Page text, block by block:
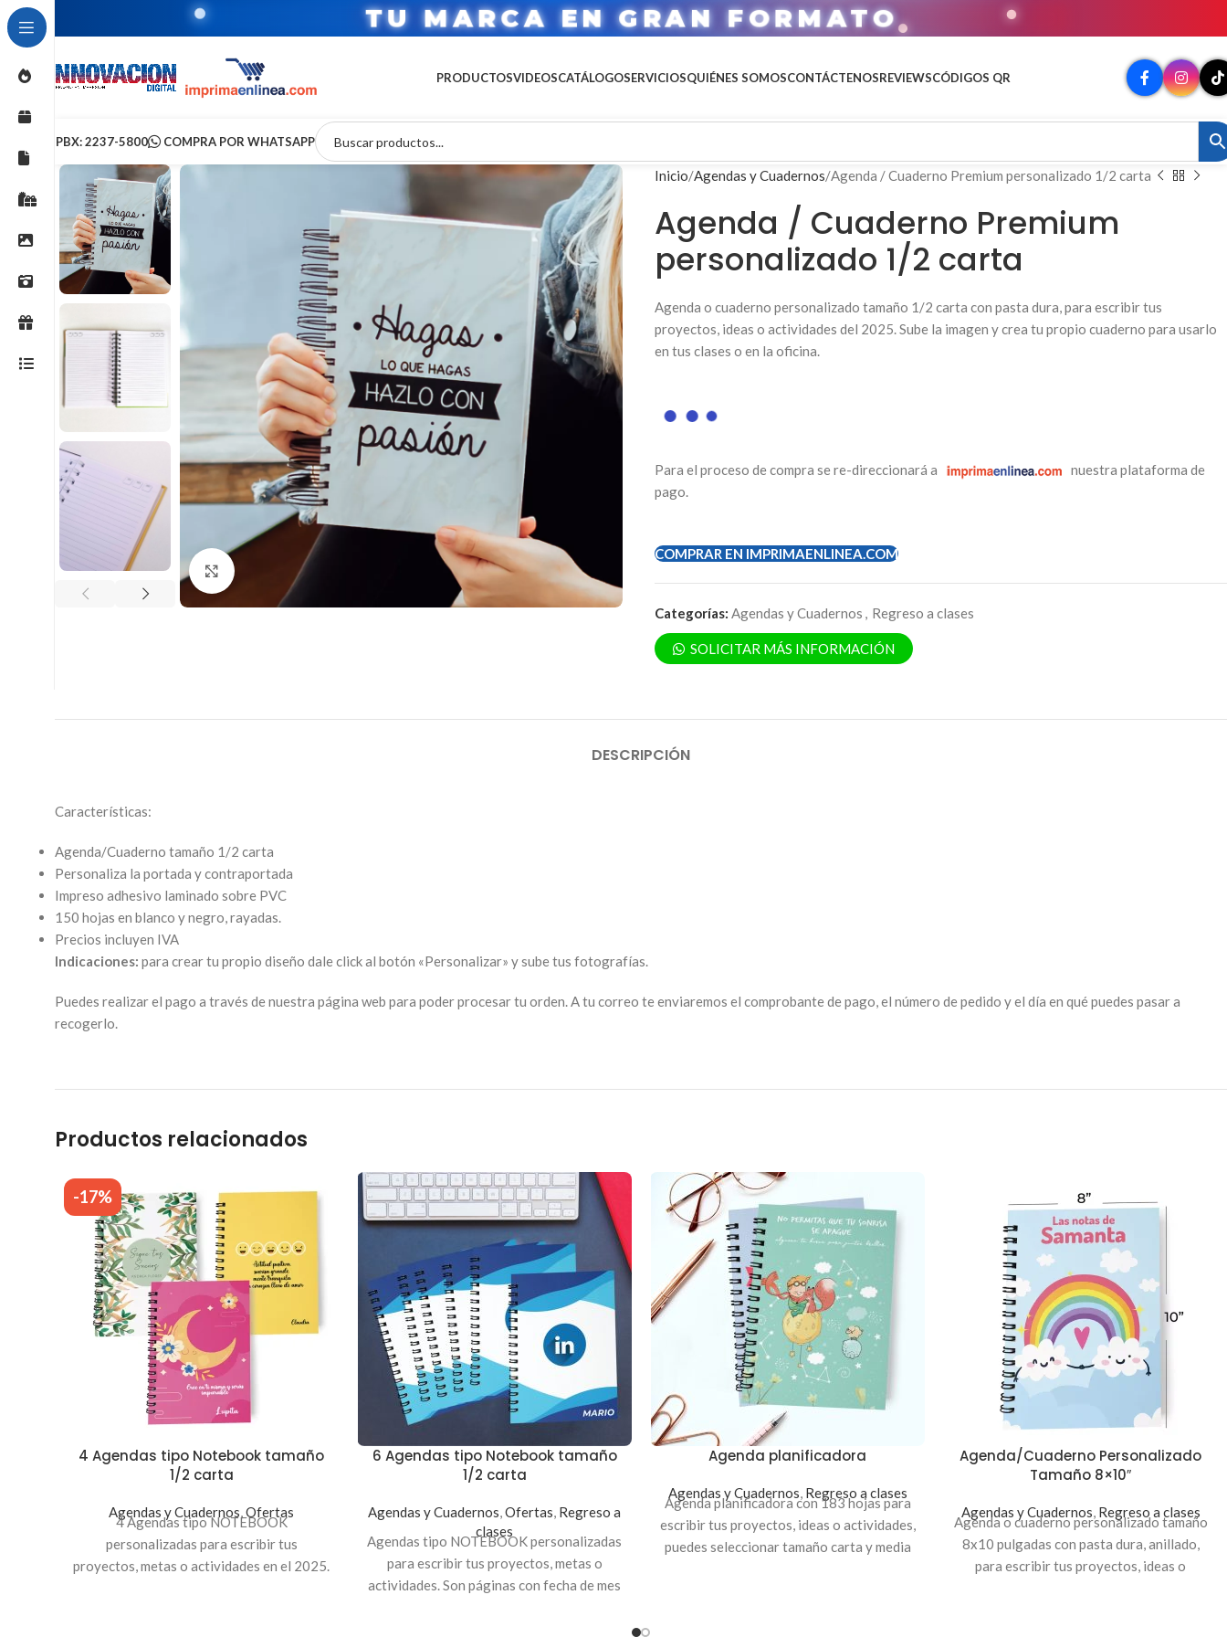
TU MARCA EN GRAN FORMATO
PRODUCTOSVIDEOSCATÁLOGOSERVICIOSQUIÉNES SOMOSCONTÁCTENOSREVIEWSCÓDIGOS QR
PBX: 2237-5800 COMPRA POR WHATSAPP
Clic para ampliar
Inicio Agendas y Cuadernos Agenda / Cuaderno Premium personalizado 1/2 carta
Agenda / Cuaderno Premium
personalizado 1/2 carta
Agenda o cuaderno personalizado tamaño 1/2 carta con pasta dura, para escribir tus
proyectos, ideas o actividades del 2025. Sube la imagen y crea tu propio cuaderno para usarlo
en tus clases o en la oficina.
Para el proceso de compra se re-direccionará a
nuestra plataforma de
pago.
COMPRAR EN IMPRIMAENLINEA.COM
Categorías: Agendas y Cuadernos , Regreso a clases
SOLICITAR MÁS INFORMACIÓN
DESCRIPCIÓN
Características:
Agenda/Cuaderno tamaño 1/2 carta
Personaliza la portada y contraportada
Impreso adhesivo laminado sobre PVC
150 hojas en blanco y negro, rayadas.
Precios incluyen IVA
Indicaciones: para crear tu propio diseño dale click al botón «Personalizar» y sube tus fotografías.
Puedes realizar el pago a través de nuestra página web para poder procesar tu orden. A tu correo te enviaremos el comprobante de pago, el número de pedido y el día en qué puedes pasar a
recogerlo.
Productos relacionados
-17%
4 Agendas tipo Notebook tamaño
1/2 carta
Agendas y Cuadernos,Ofertas
4 Agendas tipo NOTEBOOK
personalizadas para escribir tus
proyectos, metas o actividades en el 2025.
6 Agendas tipo Notebook tamaño
1/2 carta
Agendas y Cuadernos,Ofertas, Regreso a
clases
Agendas tipo NOTEBOOK personalizadas
para escribir tus proyectos, metas o
actividades. Son páginas con fecha de mes
Agenda planificadora
Agendas y Cuadernos, Regreso a clases
Agenda planificadora con 183 hojas para
escribir tus proyectos, ideas o actividades,
puedes seleccionar tamaño carta y media
Agenda/Cuaderno Personalizado
Tamaño 8×10″
Agendas y Cuadernos, Regreso a clases
Agenda o cuaderno personalizado tamaño
8x10 pulgadas con pasta dura, anillado,
para escribir tus proyectos, ideas o